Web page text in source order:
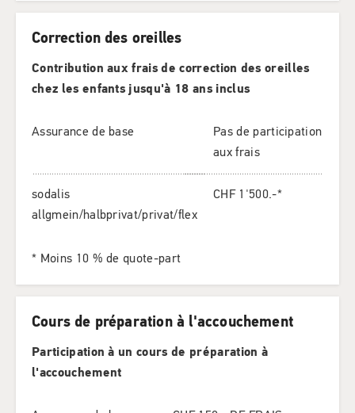
Correction des oreilles
Contribution aux frais de correction des oreilles
chez les enfants jusqu'à 18 ans inclus
Assurance de base
Pas de participation
aux frais
sodalis
allgmein/halbprivat/privat/flex
CHF 1'500.-*
* Moins 10 % de quote-part
Cours de préparation à l'accouchement
Participation à un cours de préparation à
l'accouchement